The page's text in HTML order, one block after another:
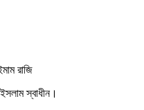
রাজি
স্বাধীন।